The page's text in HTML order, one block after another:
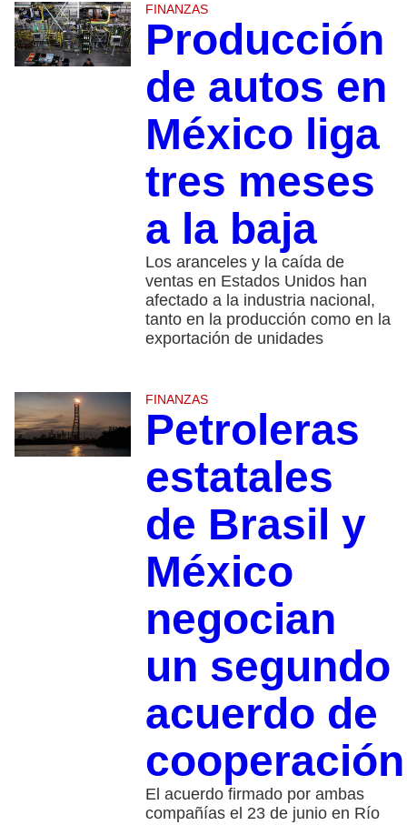
FINANZAS
Producción
de autos en
México liga
tres meses
a la baja
Los aranceles y la caída de
ventas en Estados Unidos han
afectado a la industria nacional,
tanto en la producción como en la
exportación de unidades
FINANZAS
Petroleras
estatales
de Brasil y
México
negocian
un segundo
acuerdo de
cooperación
El acuerdo firmado por ambas
compañías el 23 de junio en Río